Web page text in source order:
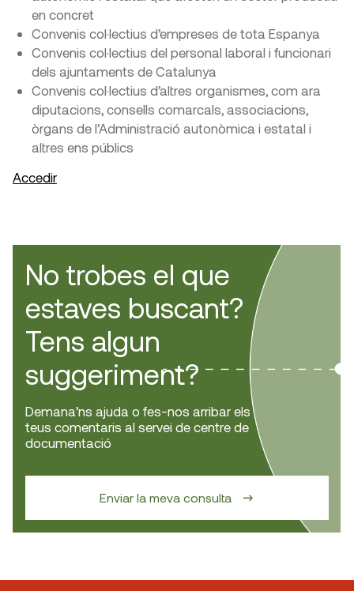
en concret
Convenis col·lectius d’empreses de tota Espanya
Convenis col·lectius del personal laboral i funcionari
dels ajuntaments de Catalunya
Convenis col·lectius d’altres organismes, com ara
diputacions, consells comarcals, associacions,
òrgans de l’Administració autonòmica i estatal i
altres ens públics
Accedir
No trobes el que
estaves buscant?
Tens algun
suggeriment?
Demana’ns ajuda o fes-nos arribar els
teus comentaris al servei de centre de
documentació
Enviar la meva consulta